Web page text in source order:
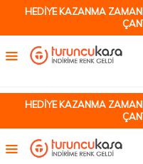
HEDİYE KAZANMA
HEDİYE KAZANMA